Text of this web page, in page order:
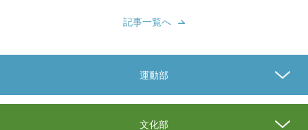
記事一覧へ
運動部
文化部